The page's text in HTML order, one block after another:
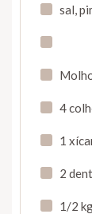
sal,
4
1
2
1/2